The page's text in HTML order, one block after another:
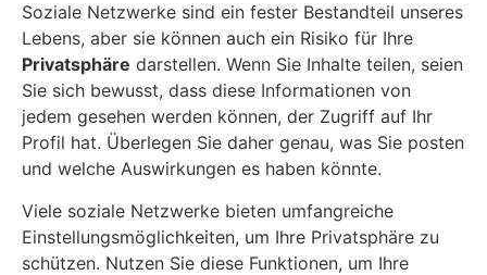
Soziale Netzwerke sind ein fester Bestandteil unseres
Lebens, aber sie können auch ein Risiko für Ihre
Privatsphäre darstellen. Wenn Sie Inhalte teilen, seien
Sie sich bewusst, dass diese Informationen von
jedem gesehen werden können, der Zugriff auf Ihr
Profil hat. Überlegen Sie daher genau, was Sie posten
und welche Auswirkungen es haben könnte.
Viele soziale Netzwerke bieten umfangreiche
Einstellungsmöglichkeiten, um Ihre Privatsphäre zu
schützen. Nutzen Sie diese Funktionen, um Ihre